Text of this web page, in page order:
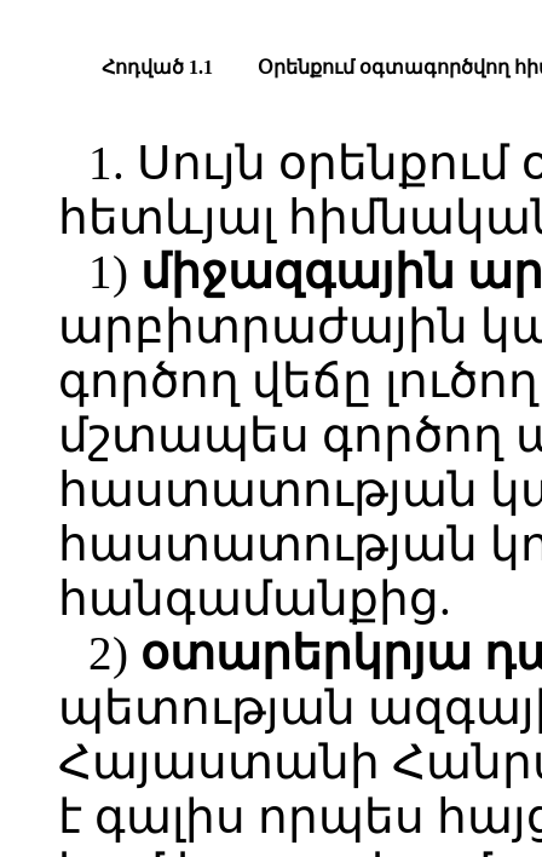
Հոդված 1.1 Օրենքում օգտագործվող
1. Սույն
հետևյալ
1) միջազգային
արբիտրաժային
գործող վեճը
մշտապես գործող
հաստատության
հաստատության
հանգամանքից.
2) օտարերկրյա
պետության
Հայաստանի
է գալիս որպես